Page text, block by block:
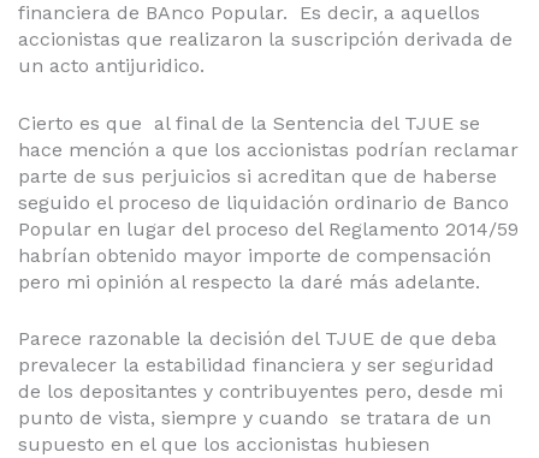
financiera de BAnco Popular. Es decir, a aquellos
accionistas que realizaron la suscripción derivada de
un acto antijuridico.
Cierto es que al final de la Sentencia del TJUE se
hace mención a que los accionistas podrían reclamar
parte de sus perjuicios si acreditan que de haberse
seguido el proceso de liquidación ordinario de Banco
Popular en lugar del proceso del Reglamento 2014/59
habrían obtenido mayor importe de compensación
pero mi opinión al respecto la daré más adelante.
Parece razonable la decisión del TJUE de que deba
prevalecer la estabilidad financiera y ser seguridad
de los depositantes y contribuyentes pero, desde mi
punto de vista, siempre y cuando se tratara de un
supuesto en el que los accionistas hubiesen